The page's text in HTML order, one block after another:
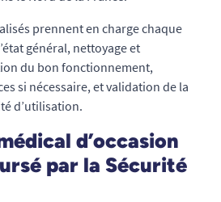
prennent en charge chaque
général, nettoyage et
du bon fonctionnement,
si nécessaire, et validation de la
d’utilisation.
d’occasion
par la Sécurité